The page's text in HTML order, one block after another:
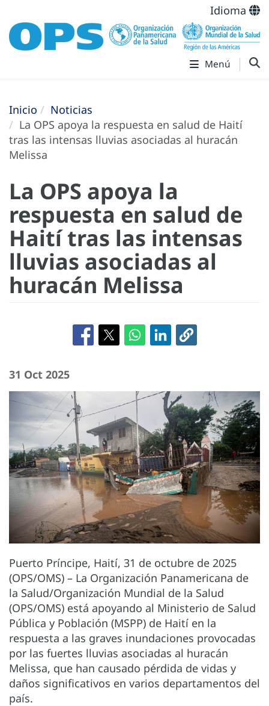
Idioma
Menú
Inicio
Noticias
La OPS apoya la respuesta en salud de Haití
tras las intensas lluvias asociadas al huracán
Melissa
La OPS apoya la
respuesta en salud de
Haití tras las intensas
lluvias asociadas al
huracán Melissa
31 Oct 2025
Puerto Príncipe, Haití, 31 de octubre de 2025
(OPS/OMS) – La Organización Panamericana de
la Salud/Organización Mundial de la Salud
(OPS/OMS) está apoyando al Ministerio de Salud
Pública y Población (MSPP) de Haití en la
respuesta a las graves inundaciones provocadas
por las fuertes lluvias asociadas al huracán
Melissa, que han causado pérdida de vidas y
daños significativos en varios departamentos del
país.